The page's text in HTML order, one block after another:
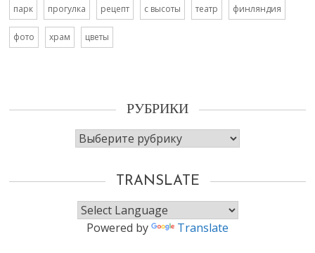
парк прогулка рецепт с высоты театр финляндия
фото храм цветы
РУБРИКИ
Рубрики
TRANSLATE
Powered by Translate